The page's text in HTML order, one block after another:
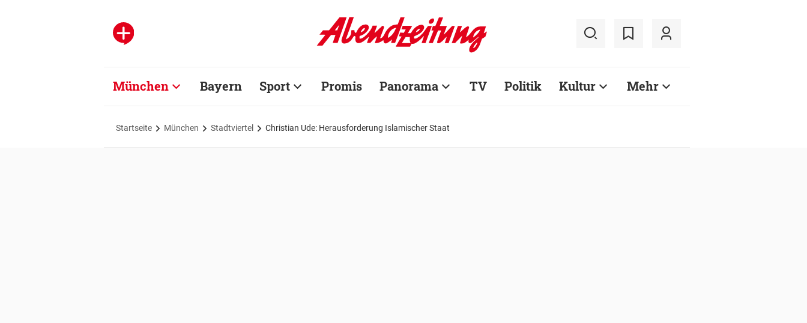
München Bayern Sport Promis Panorama TV Politik Kultur Mehr
Startseite München Stadtviertel Christian Ude: Herausforderung Islamischer Staat